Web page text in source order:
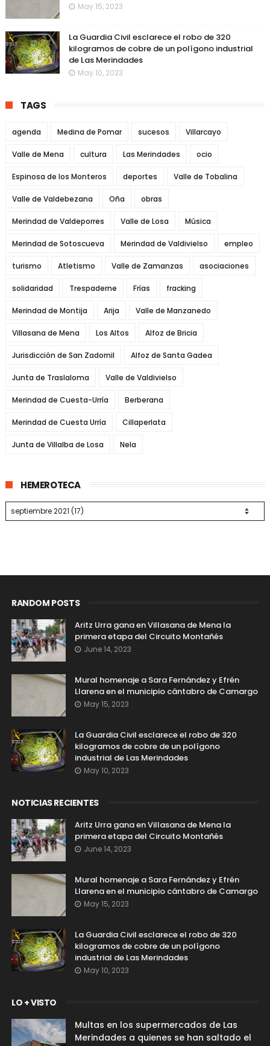
May 15, 2023
La Guardia Civil esclarece el robo de 320
kilogramos de cobre de un polígono industrial
de Las Merindades
May 10, 2023
TAGS
agenda Medina de Pomar sucesos Villarcayo
Valle de Mena cultura Las Merindades ocio
Espinosa de los Monteros deportes Valle de Tobalina
Valle de Valdebezana Oña obras
Merindad de Valdeporres Valle de Losa Música
Merindad de Sotoscueva Merindad de Valdivielso empleo
turismo Atletismo Valle de Zamanzas asociaciones
solidaridad Trespaderne Frías fracking
Merindad de Montija Arija Valle de Manzanedo
Villasana de Mena Los Altos Alfoz de Bricia
Jurisdicción de San Zadornil Alfoz de Santa Gadea
Junta de Traslaloma Valle de Valdivielso
Merindad de Cuesta-Urría Berberana
Merindad de Cuesta Urría Cillaperlata
Junta de Villalba de Losa Nela
HEMEROTECA
RANDOM POSTS
Aritz Urra gana en Villasana de Mena la
primera etapa del Circuito Montañés
June 14, 2023
Mural homenaje a Sara Fernández y Efrén
Llarena en el municipio cántabro de Camargo
May 15, 2023
La Guardia Civil esclarece el robo de 320
kilogramos de cobre de un polígono
industrial de Las Merindades
May 10, 2023
NOTICIAS RECIENTES
Aritz Urra gana en Villasana de Mena la
primera etapa del Circuito Montañés
June 14, 2023
Mural homenaje a Sara Fernández y Efrén
Llarena en el municipio cántabro de Camargo
May 15, 2023
La Guardia Civil esclarece el robo de 320
kilogramos de cobre de un polígono
industrial de Las Merindades
May 10, 2023
LO + VISTO
Multas en los supermercados de Las
Merindades a quienes se han saltado el